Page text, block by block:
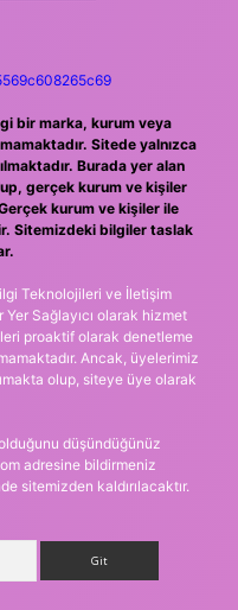
bir marka, kurum veya
Sitede yalnızca
Burada yer alan
gerçek kurum ve kişiler
kurum ve kişiler ile
Sitemizdeki bilgiler taslak
Teknolojileri ve İletişim
Yer Sağlayıcı olarak hizmet
proaktif olarak denetleme
Ancak, üyelerimiz
olup, siteye üye olarak
düşündüğünüz
adresine bildirmeniz
sitemizden kaldırılacaktır.